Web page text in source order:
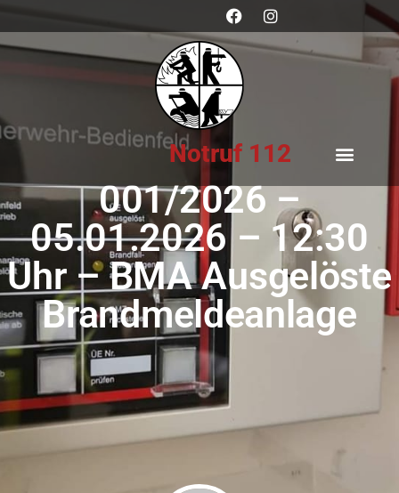
Notruf 112
001/2026 –
05.01.2026 – 12:30
Uhr – BMA Ausgelöste
Brandmeldeanlage